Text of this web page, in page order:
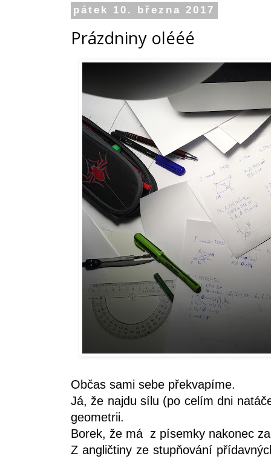
pátek 10. března 2017
Prázdniny olééé
Občas sami sebe překvapíme.
Já, že najdu sílu (po celím dni
geometrii.
Borek, že má z písemky nakonec
Z angličtiny ze stupňování